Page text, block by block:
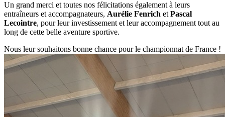
Un grand merci et toutes nos félicitations également à leurs
entraîneurs et accompagnateurs, Aurélie Fenrich etPascal
Lecointre, pour leur investissement et leur accompagnement tout au
long de cette belle aventure sportive.
Nous leur souhaitons bonne chance pour le championnat de France !